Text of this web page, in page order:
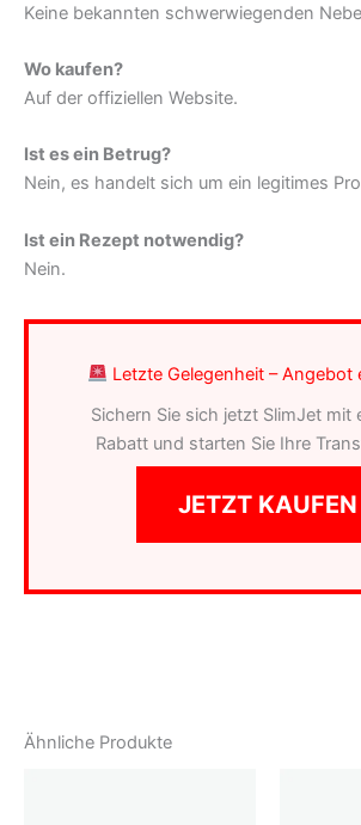
Keine bekannten schwerwiegenden
Wo kaufen?
Auf der offiziellen Website.
Ist es ein Betrug?
Nein, es handelt sich um ein legitimes
Ist ein Rezept notwendig?
Nein.
Letzte Gelegenheit – Angebot
Sichern Sie sich jetzt SlimJet mit
Rabatt und starten Sie Ihre
JETZT KAUFEN
Ähnliche Produkte